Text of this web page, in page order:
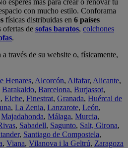
con mucho estilo. Conforama
físicas distribuidas en 6 países
ofertas de sofas baratos, colchones
.
través de su website o, físicamente,
Henares, Alcorcón, Alfafar, Alicante,
Barakaldo, Barcelona, Burjassot,
, Elche, Finestrat, Granada, Huércal de
, La Zenia, Lanzarote, León,
Majadahonda, Málaga, Murcia,
, Sabadell, Sagunto, Salt, Girona,
, Santiago de Compostela,
, Viana, Vilanova i la Geltrú, Zaragoza